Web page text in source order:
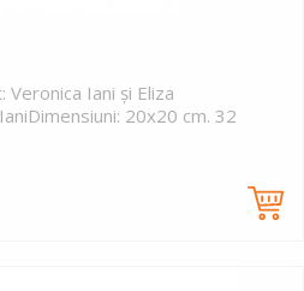
Iani și Eliza
20x20 cm. 32